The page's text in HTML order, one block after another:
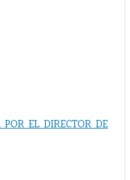
EL DIRECTOR DE